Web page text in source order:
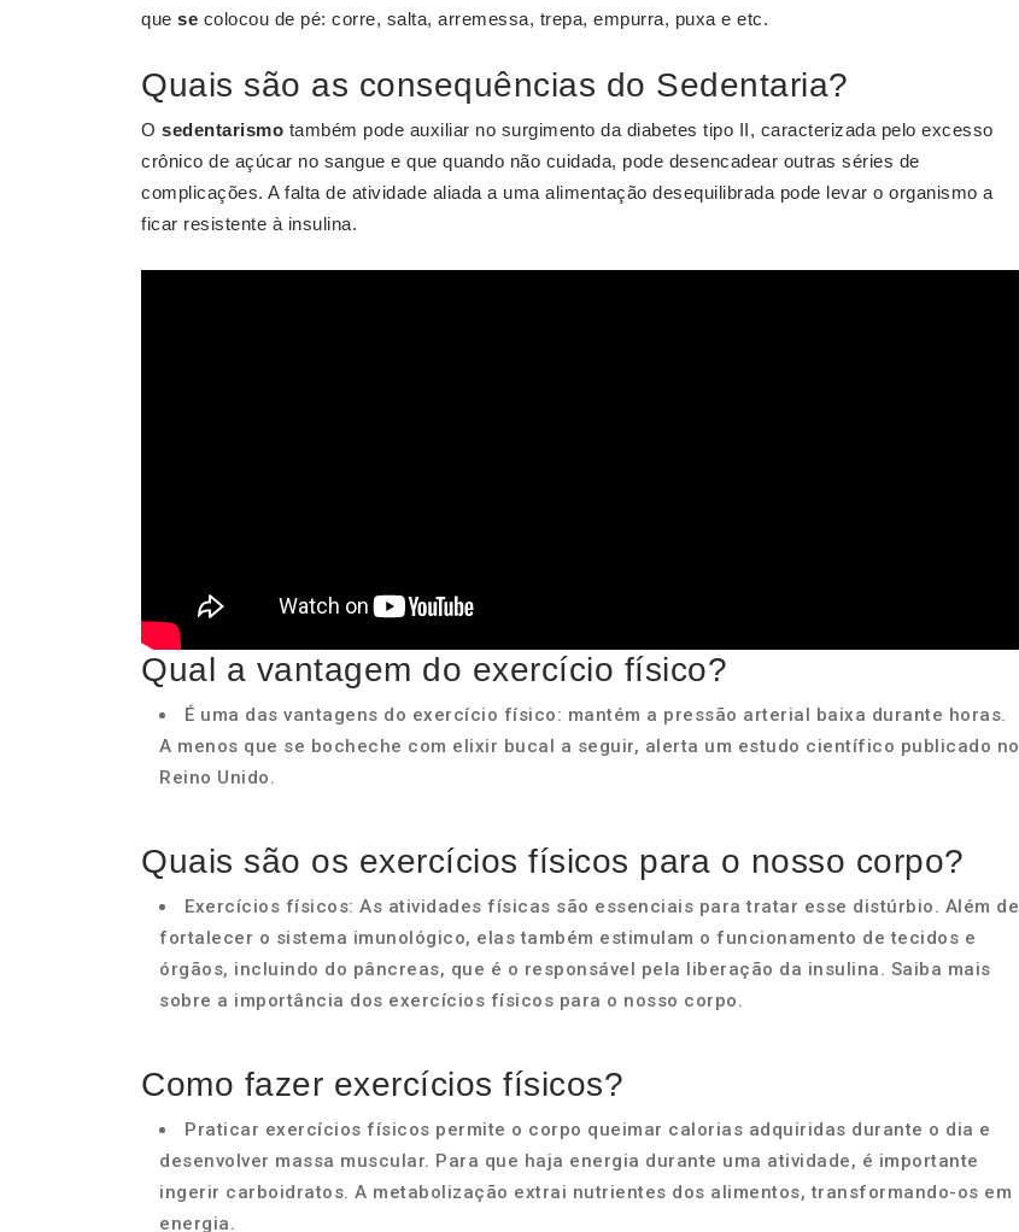
que se colocou de pé: corre, salta, arremessa, trepa, empurra, puxa e etc.
Quais são as consequências do Sedentaria?
O sedentarismo também pode auxiliar no surgimento da diabetes tipo II, caracterizada pelo excesso
crônico de açúcar no sangue e que quando não cuidada, pode desencadear outras séries de
complicações. A falta de atividade aliada a uma alimentação desequilibrada pode levar o organismo a
ficar resistente à insulina.
Qual a vantagem do exercício físico?
É uma das vantagens do exercício físico: mantém a pressão arterial baixa durante horas.
A menos que se bocheche com elixir bucal a seguir, alerta um estudo científico publicado no
Reino Unido.
Quais são os exercícios físicos para o nosso corpo?
Exercícios físicos: As atividades físicas são essenciais para tratar esse distúrbio. Além de
fortalecer o sistema imunológico, elas também estimulam o funcionamento de tecidos e
órgãos, incluindo do pâncreas, que é o responsável pela liberação da insulina. Saiba mais
sobre a importância dos exercícios físicos para o nosso corpo.
Como fazer exercícios físicos?
Praticar exercícios físicos permite o corpo queimar calorias adquiridas durante o dia e
desenvolver massa muscular. Para que haja energia durante uma atividade, é importante
ingerir carboidratos. A metabolização extrai nutrientes dos alimentos, transformando-os em
energia.